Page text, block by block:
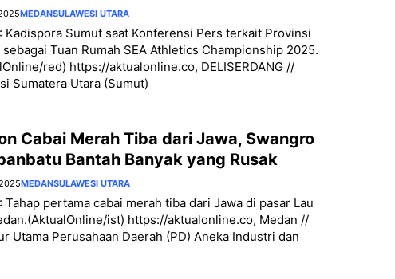
MEDANSULAWESI UTARA
Kadispora Sumut saat Konferensi Pers terkait Provinsi
sebagai Tuan Rumah SEA Athletics Championship 2025.
red) https://aktualonline.co, DELISERDANG //
Sumatera Utara (Sumut)
Cabai Merah Tiba dari Jawa, Swangro
Bantah Banyak yang Rusak
MEDANSULAWESI UTARA
Tahap pertama cabai merah tiba dari Jawa di pasar Lau
ist) https://aktualonline.co, Medan //
Utama Perusahaan Daerah (PD) Aneka Industri dan